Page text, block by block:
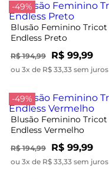
-49%
Blusão Feminino Tricot
Endless Preto
R$ 194,99 R$ 99,99
ou 3x de R$ 33,33 sem juros
-49%
Blusão Feminino Tricot
Endless Vermelho
R$ 194,99 R$ 99,99
ou 3x de R$ 33,33 sem juros